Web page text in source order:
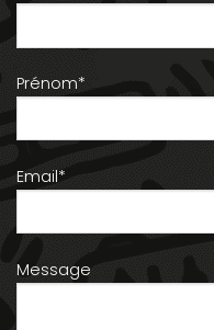
Prénom*
Email*
Message